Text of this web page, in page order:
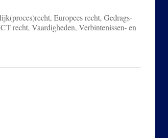
Europees recht, Gedrags-
recht, Vaardigheden, Verbintenissen- en